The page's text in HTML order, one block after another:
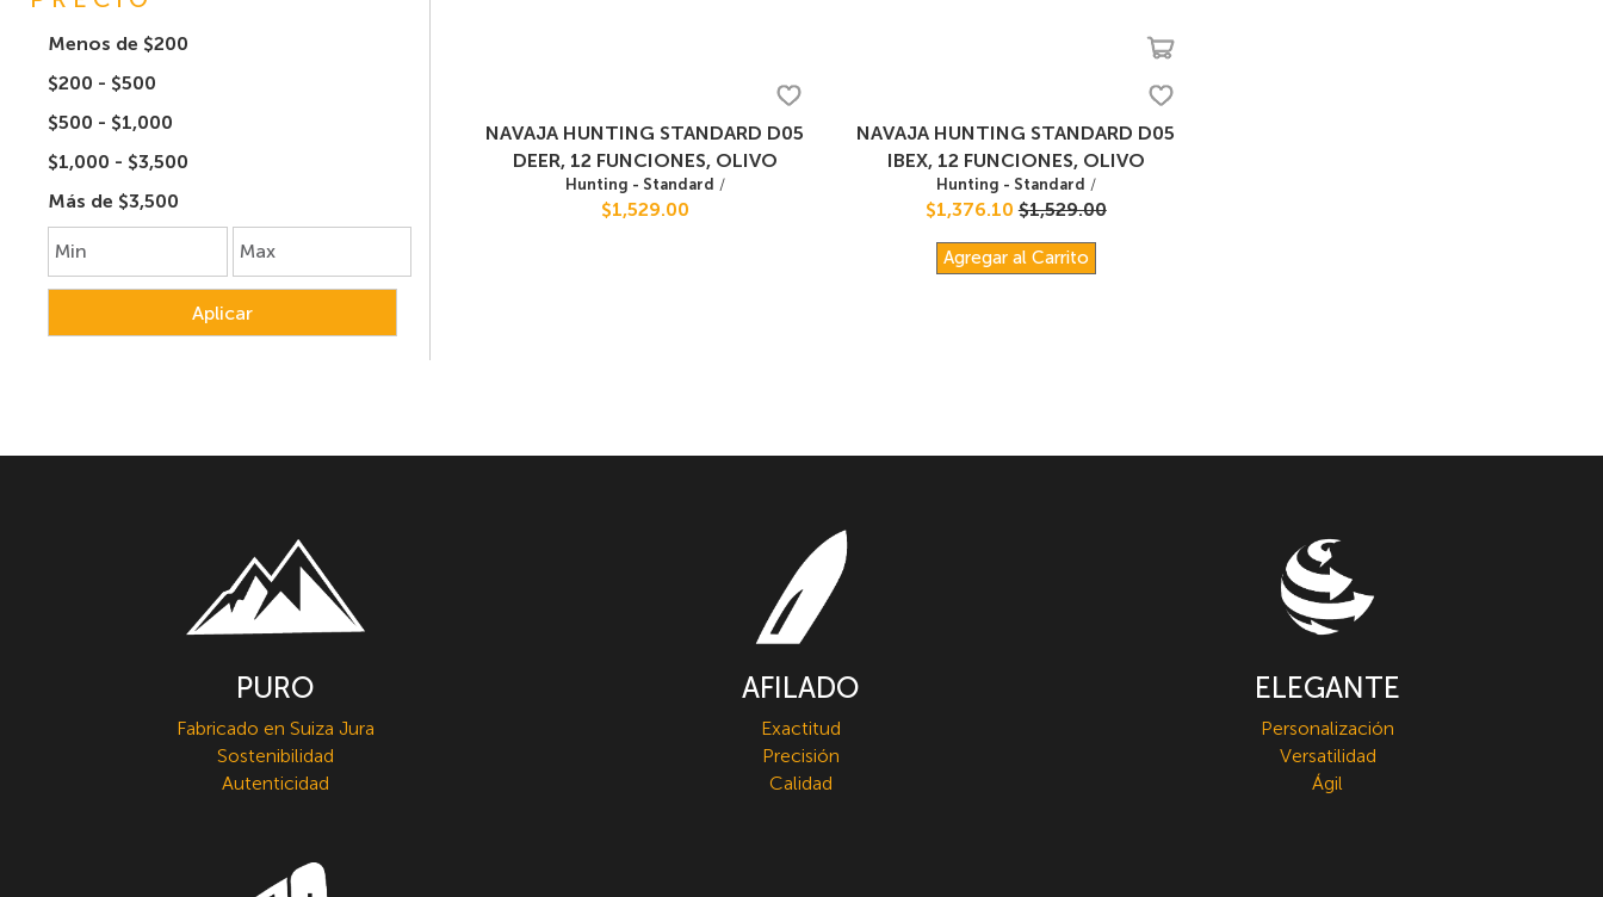
NAVAJA HUNTING STANDARD D05
DEER, 12 FUNCIONES, OLIVO
Hunting - Standard /
$1,529.00
NAVAJA HUNTING STANDARD D05
IBEX, 12 FUNCIONES, OLIVO
Hunting - Standard /
$1,376.10$1,529.00
Agregar al Carrito
Menos de $200
$200 - $500
$500 - $1,000
$1,000 - $3,500
Más de $3,500
PURO
Fabricado en Suiza Jura
Sostenibilidad
Autenticidad
AFILADO
Exactitud
Precisión
Calidad
ELEGANTE
Personalización
Versatilidad
Ágil